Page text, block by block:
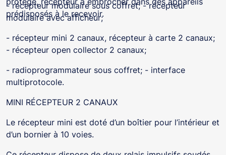
prédisposés à le recevoir.
- récepteur modulaire sous coffret; - récepteur
modulaire avec afficheur;
- récepteur mini 2 canaux, récepteur à carte 2 canaux;
- récepteur open collector 2 canaux;
- radioprogrammateur sous coffret; - interface
multiprotocole.
MINI RÉCEPTEUR 2 CANAUX
Le récepteur mini est doté d’un boîtier pour l’intérieur et
d’un bornier à 10 voies.